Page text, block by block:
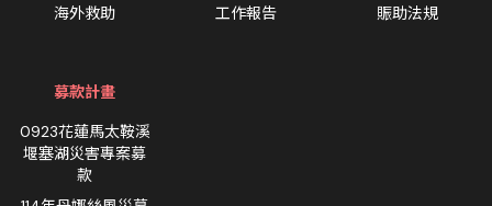
海外救助
工作報告
賑助法規
募款計畫
0923花蓮馬太鞍溪
堰塞湖災害專案募
款